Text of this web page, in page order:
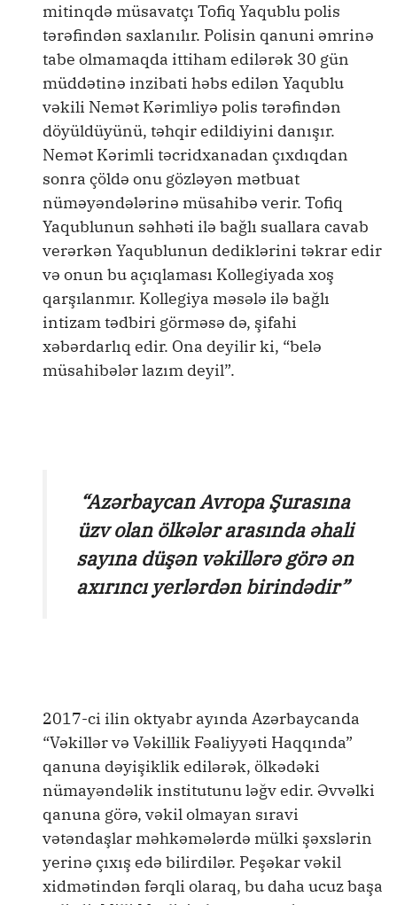
mitinqdə müsavatçı Tofiq Yaqublu polis
tərəfindən saxlanılır. Polisin qanuni əmrinə
tabe olmamaqda ittiham edilərək 30 gün
müddətinə inzibati həbs edilən Yaqublu
vəkili Nemət Kərimliyə polis tərəfindən
döyüldüyünü, təhqir edildiyini danışır.
Nemət Kərimli təcridxanadan çıxdıqdan
sonra çöldə onu gözləyən mətbuat
nüməyəndələrinə müsahibə verir. Tofiq
Yaqublunun səhhəti ilə bağlı suallara cavab
verərkən Yaqublunun dediklərini təkrar edir
və onun bu açıqlaması Kollegiyada xoş
qarşılanmır. Kollegiya məsələ ilə bağlı
intizam tədbiri görməsə də, şifahi
xəbərdarlıq edir. Ona deyilir ki, “belə
müsahibələr lazım deyil”.
“Azərbaycan Avropa Şurasına
üzv olan ölkələr arasında əhali
sayına düşən vəkillərə görə ən
axırıncı yerlərdən birindədir”
2017-ci ilin oktyabr ayında Azərbaycanda
“Vəkillər və Vəkillik Fəaliyyəti Haqqında”
qanuna dəyişiklik edilərək, ölkədəki
nümayəndəlik institutunu ləğv edir. Əvvəlki
qanuna görə, vəkil olmayan sıravi
vətəndaşlar məhkəmələrdə mülki şəxslərin
yerinə çıxış edə bilirdilər. Peşəkar vəkil
xidmətindən fərqli olaraq, bu daha ucuz başa